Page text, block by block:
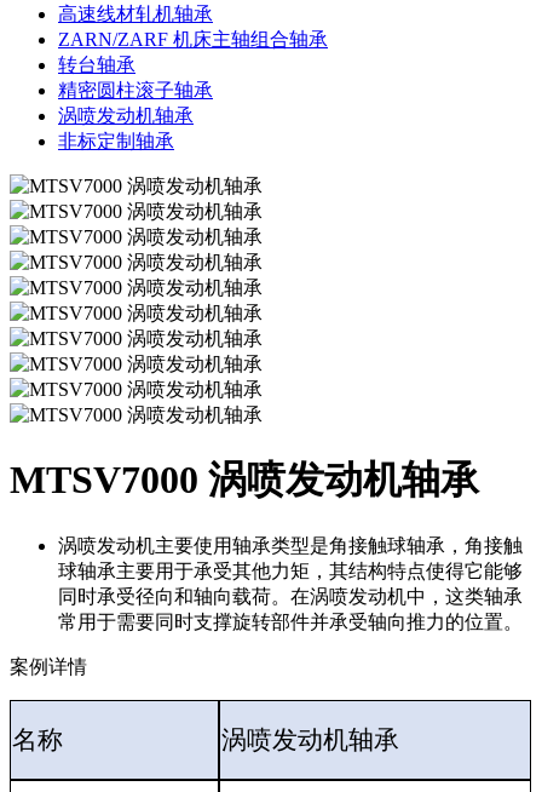
高速线材轧机轴承
ZARN/ZARF 机床主轴组合轴承
转台轴承
精密圆柱滚子轴承
涡喷发动机轴承
非标定制轴承
MTSV7000 涡喷发动机轴承
涡喷发动机主要使用轴承类型是角接触球轴承，角接触
球轴承主要用于承受其他力矩，其结构特点使得它能够
同时承受径向和轴向载荷。在涡喷发动机中，这类轴承
常用于需要同时支撑旋转部件并承受轴向推力的位置。
案例详情
名称 涡喷发动机轴承